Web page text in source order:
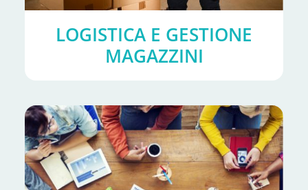
LOGISTICA E GESTIONE
MAGAZZINI